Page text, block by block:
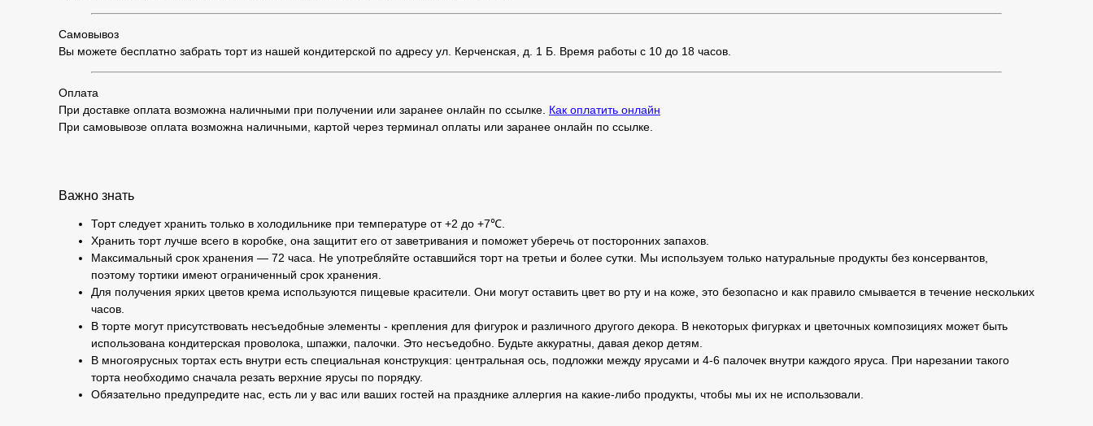
Самовывоз
Вы можете бесплатно забрать торт из нашей кондитерской по адресу ул. Керченская, д. 1 Б. Время работы с 10 до 18 часов.
Оплата
При доставке оплата возможна наличными при получении или заранее онлайн по ссылке. Как оплатить онлайн
При самовывозе оплата возможна наличными, картой через терминал оплаты или заранее онлайн по ссылке.
Важно знать
Торт следует хранить только в холодильнике при температуре от +2 до +7℃.
Хранить торт лучше всего в коробке, она защитит его от заветривания и поможет уберечь от посторонних запахов.
Максимальный срок хранения — 72 часа. Не употребляйте оставшийся торт на третьи и более сутки. Мы используем только натуральные продукты без консервантов,
поэтому тортики имеют ограниченный срок хранения.
Для получения ярких цветов крема используются пищевые красители. Они могут оставить цвет во рту и на коже, это безопасно и как правило смывается в течение нескольких
часов.
В торте могут присутствовать несъедобные элементы - крепления для фигурок и различного другого декора. В некоторых фигурках и цветочных композициях может быть
использована кондитерская проволока, шпажки, палочки. Это несъедобно. Будьте аккуратны, давая декор детям.
В многоярусных тортах есть внутри есть специальная конструкция: центральная ось, подложки между ярусами и 4-6 палочек внутри каждого яруса. При нарезании такого
торта необходимо сначала резать верхние ярусы по порядку.
Обязательно предупредите нас, есть ли у вас или ваших гостей на празднике аллергия на какие-либо продукты, чтобы мы их не использовали.